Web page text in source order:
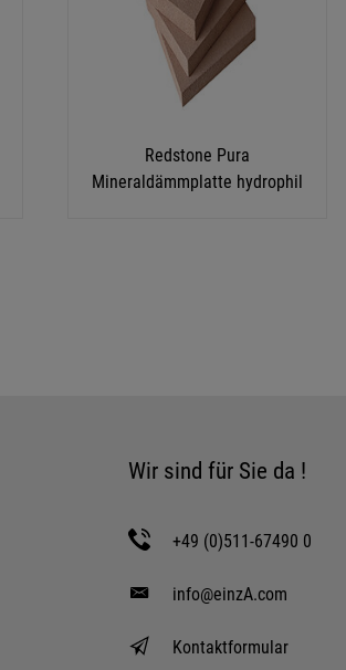
Redstone Pura
Mineraldämmplatte hydrophil
Wir sind für Sie da !
+49 (0)511-67490 0
info@einzA.com
Kontaktformular